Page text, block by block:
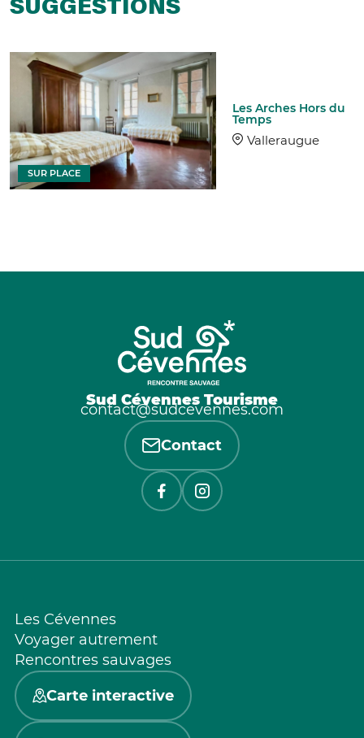
SUGGESTIONS
Les Arches Hors du
Temps
Valleraugue
SUR PLACE
Sud Cévennes Tourisme
contact@sudcevennes.com
Contact
Les Cévennes
Voyager autrement
Rencontres sauvages
Carte interactive